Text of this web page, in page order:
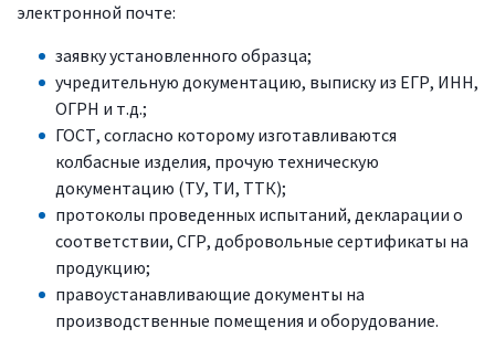
электронной почте:
заявку установленного образца;
учредительную документацию, выписку из ЕГР, ИНН,
ОГРН и т.д.;
ГОСТ, согласно которому изготавливаются
колбасные изделия, прочую техническую
документацию (ТУ, ТИ, ТТК);
протоколы проведенных испытаний, декларации о
соответствии, СГР, добровольные сертификаты на
продукцию;
правоустанавливающие документы на
производственные помещения и оборудование.